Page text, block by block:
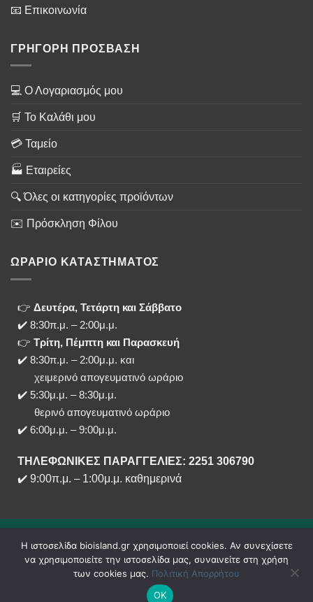
📧 Επικοινωνία
ΓΡΗΓΟΡΗ ΠΡΟΣΒΑΣΗ
💻 Ο Λογαριασμός μου
🛒 Το Καλάθι μου
💳 Ταμείο
🏭 Εταιρείες
🔍 Όλες οι κατηγορίες προϊόντων
✉️ Πρόσκληση Φίλου
ΩΡΑΡΙΟ ΚΑΤΑΣΤΗΜΑΤΟΣ
👉 Δευτέρα, Τετάρτη και Σάββατο
✔️ 8:30π.μ. – 2:00μ.μ.
👉 Τρίτη, Πέμπτη και Παρασκευή
✔️ 8:30π.μ. – 2:00μ.μ. και
χειμερινό απογευματινό ωράριο
✔️ 5:30μ.μ. – 8:30μ.μ.
θερινό απογευματινό ωράριο
✔️ 6:00μ.μ. – 9:00μ.μ.
ΤΗΛΕΦΩΝΙΚΕΣ ΠΑΡΑΓΓΕΛΙΕΣ: 2251 306790
✔️ 9:00π.μ. –1:00μ.μ. καθημερινά
Copyright 2020 - 2026 ©
Η ιστοσελίδα bioisland.gr χρησιμοποιεί cookies. Αν συνεχίσετε
να χρησιμοποιείτε την ιστοσελίδα μας, συναινείτε στη χρήση
των cookies μας. Πολιτική Απορρήτου
ΟΚ